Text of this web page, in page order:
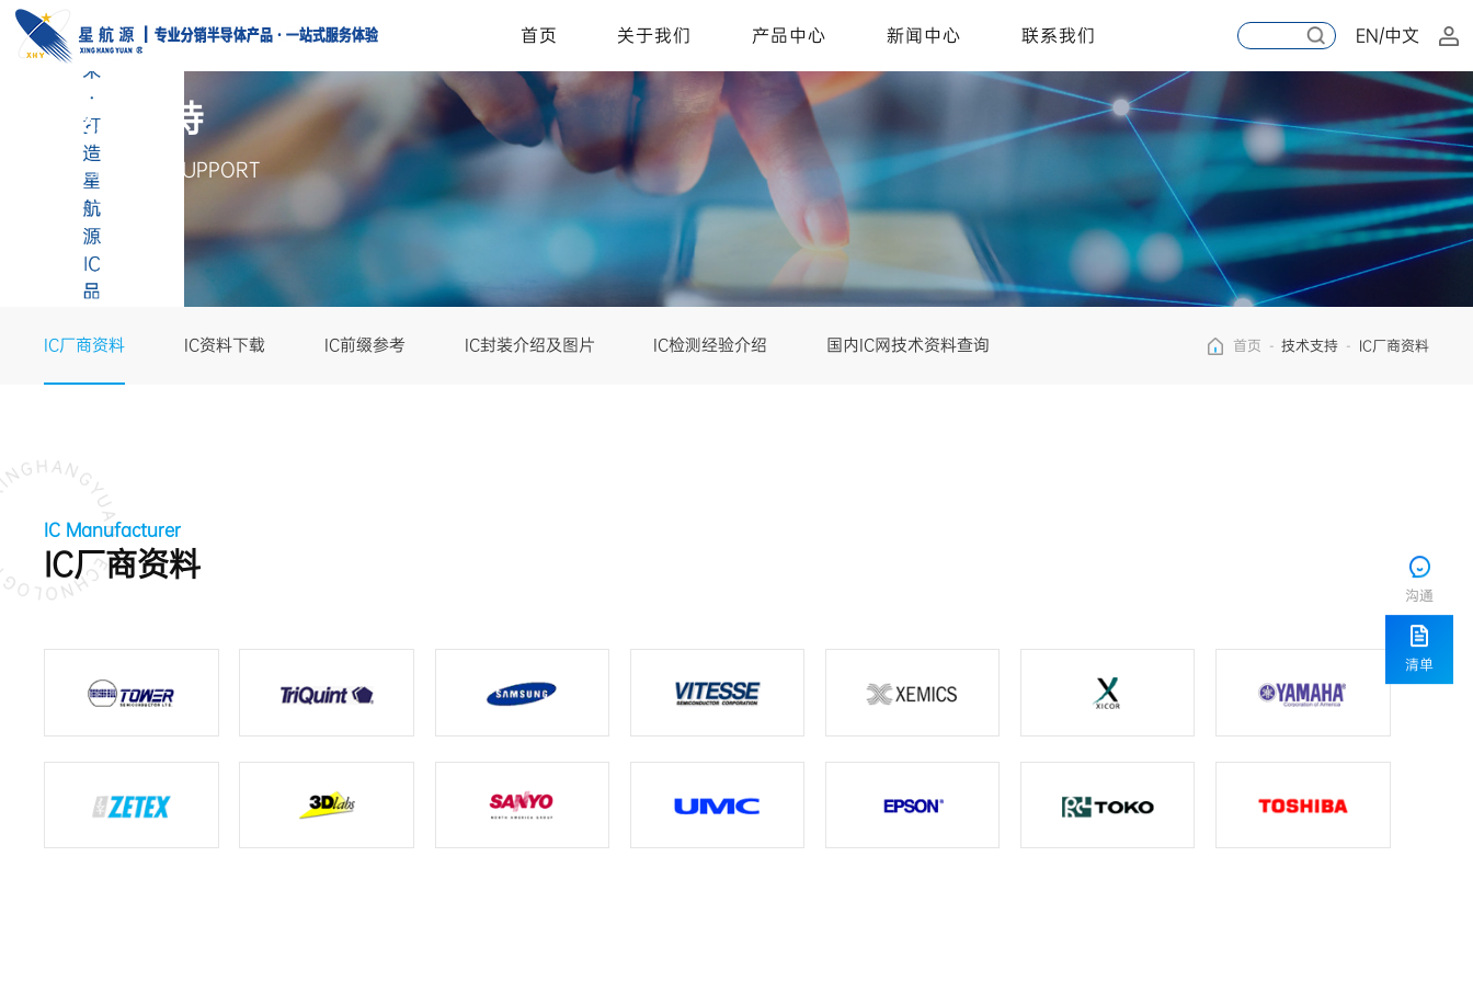
首页 关于我们 产品中心 新闻中心 联系我们 EN/中文
技术支持
TECHNICAL SUPPORT
IC厂商资料 IC资料下载 IC前缀参考 IC封装介绍及图片 IC检测经验介绍 国内IC网技术资料查询 首页 - 技术支持 - IC厂商资料
IC Manufacturer
IC厂商资料
沟通
清单